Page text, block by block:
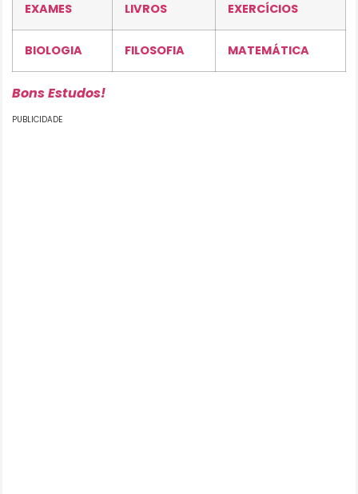
EXAMES
LIVROS EXERCÍCIOS
BIOLOGIA FILOSOFIA MATEMÁTICA
Bons Estudos!
PUBLICIDADE